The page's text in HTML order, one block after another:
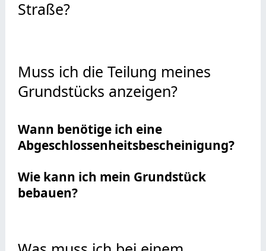
Straße?
Muss ich die Teilung meines
Grundstücks anzeigen?
Wann benötige ich eine
Abgeschlossenheitsbescheinigung?
Wie kann ich mein Grundstück
bebauen?